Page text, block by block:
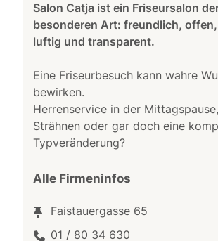
Salon Catja ist ein Friseursalon
besonderen Art: freundlich,
luftig und transparent.
Eine Friseurbesuch kann wahre
bewirken.
Herrenservice in der
Strähnen oder gar doch eine
Typveränderung?
Alle Firmeninfos
Faistauergasse 65
01 / 80 34 630